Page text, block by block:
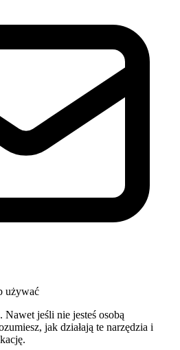
używać
jeśli nie jesteś osobą
jak działają te narzędzia i